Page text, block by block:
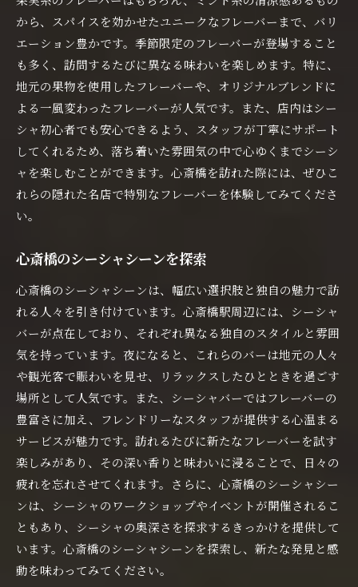
から、スパイスを効かせたユニークなフレーバーまで、バリ
エーション豊かです。季節限定のフレーバーが登場すること
も多く、訪問するたびに異なる味わいを楽しめます。特に、
地元の果物を使用したフレーバーや、オリジナルブレンドに
よる一風変わったフレーバーが人気です。また、店内はシー
シャ初心者でも安心できるよう、スタッフが丁寧にサポート
してくれるため、落ち着いた雰囲気の中で心ゆくまでシーシ
ャを楽しむことができます。心斎橋を訪れた際には、ぜひこ
れらの隠れた名店で特別なフレーバーを体験してみてくださ
い。
心斎橋のシーシャシーンを探索
心斎橋のシーシャシーンは、幅広い選択肢と独自の魅力で訪
れる人々を引き付けています。心斎橋駅周辺には、シーシャ
バーが点在しており、それぞれ異なる独自のスタイルと雰囲
気を持っています。夜になると、これらのバーは地元の人々
や観光客で賑わいを見せ、リラックスしたひとときを過ごす
場所として人気です。また、シーシャバーではフレーバーの
豊富さに加え、フレンドリーなスタッフが提供する心温まる
サービスが魅力です。訪れるたびに新たなフレーバーを試す
楽しみがあり、その深い香りと味わいに浸ることで、日々の
疲れを忘れさせてくれます。さらに、心斎橋のシーシャシー
ンは、シーシャのワークショップやイベントが開催されるこ
ともあり、シーシャの奥深さを探求するきっかけを提供して
います。心斎橋のシーシャシーンを探索し、新たな発見と感
動を味わってみてください。